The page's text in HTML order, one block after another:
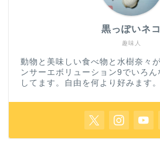
趣味人
黒っぽいネコ
動物と美味しい食べ物と水樹奈々
ンサーエボリューション9でいろ
してます。自由を何より好みます。